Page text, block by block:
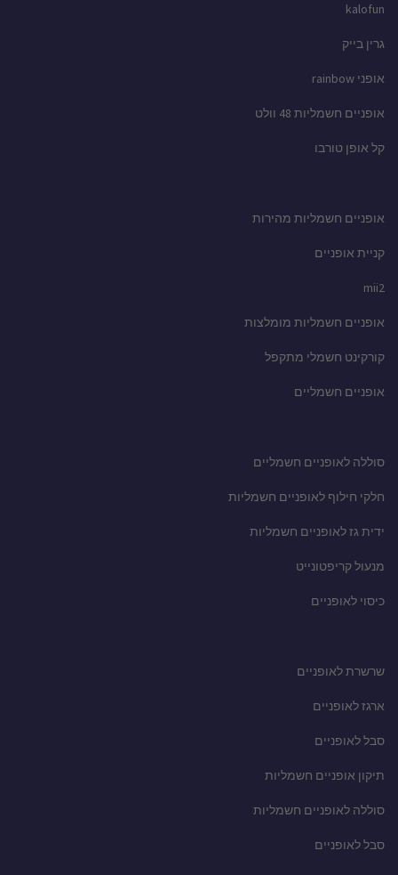
kalofun
גרין בייק
אופני rainbow
אופניים חשמליות 48 וולט
קל אופן טורבו
אופניים חשמליות מהירות
קניית אופניים
mii2
אופניים חשמליות מומלצות
קורקינט חשמלי מתקפל
אופניים חשמליים
סוללה לאופניים חשמליים
חלקי חילוף לאופניים חשמליות
ידית גז לאופניים חשמליות
מנעול קריפטונייט
כיסוי לאופניים
שרשרת לאופניים
ארגז לאופניים
סבל לאופניים
תיקון אופניים חשמליות
סוללה לאופניים חשמליות
סבל לאופניים